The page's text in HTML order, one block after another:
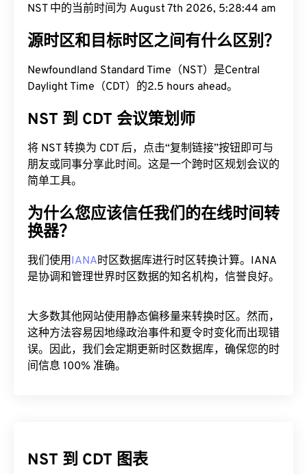
NST 中的当前时间为 August 7th 2026, 5:28:45 am
源时区和目标时区之间有什么区别？
Newfoundland Standard Time（NST）是Central
Daylight Time（CDT）的2.5 hours ahead。
NST 到 CDT 会议策划师
将 NST 转换为 CDT 后，点击“复制链接”按钮即可与
朋友或同事分享此时间。这是一个跨时区规划会议的
简单工具。
为什么您应该信任我们的在线时间转
换器？
我们使用IANA时区数据库进行时区转换计算。IANA
是协调和管理世界时区数据的知名机构，信誉良好。
大多数其他网站使用静态偏移量来转换时区。然而，
这种方法容易因地缘政治事件和夏令时变化而出现错
误。因此，我们会定期更新时区数据库，确保您的时
间信息 100% 准确。
NST 到 CDT 图表